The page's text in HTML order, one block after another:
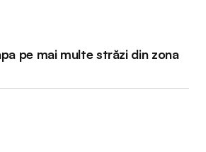
pe mai multe străzi din zona